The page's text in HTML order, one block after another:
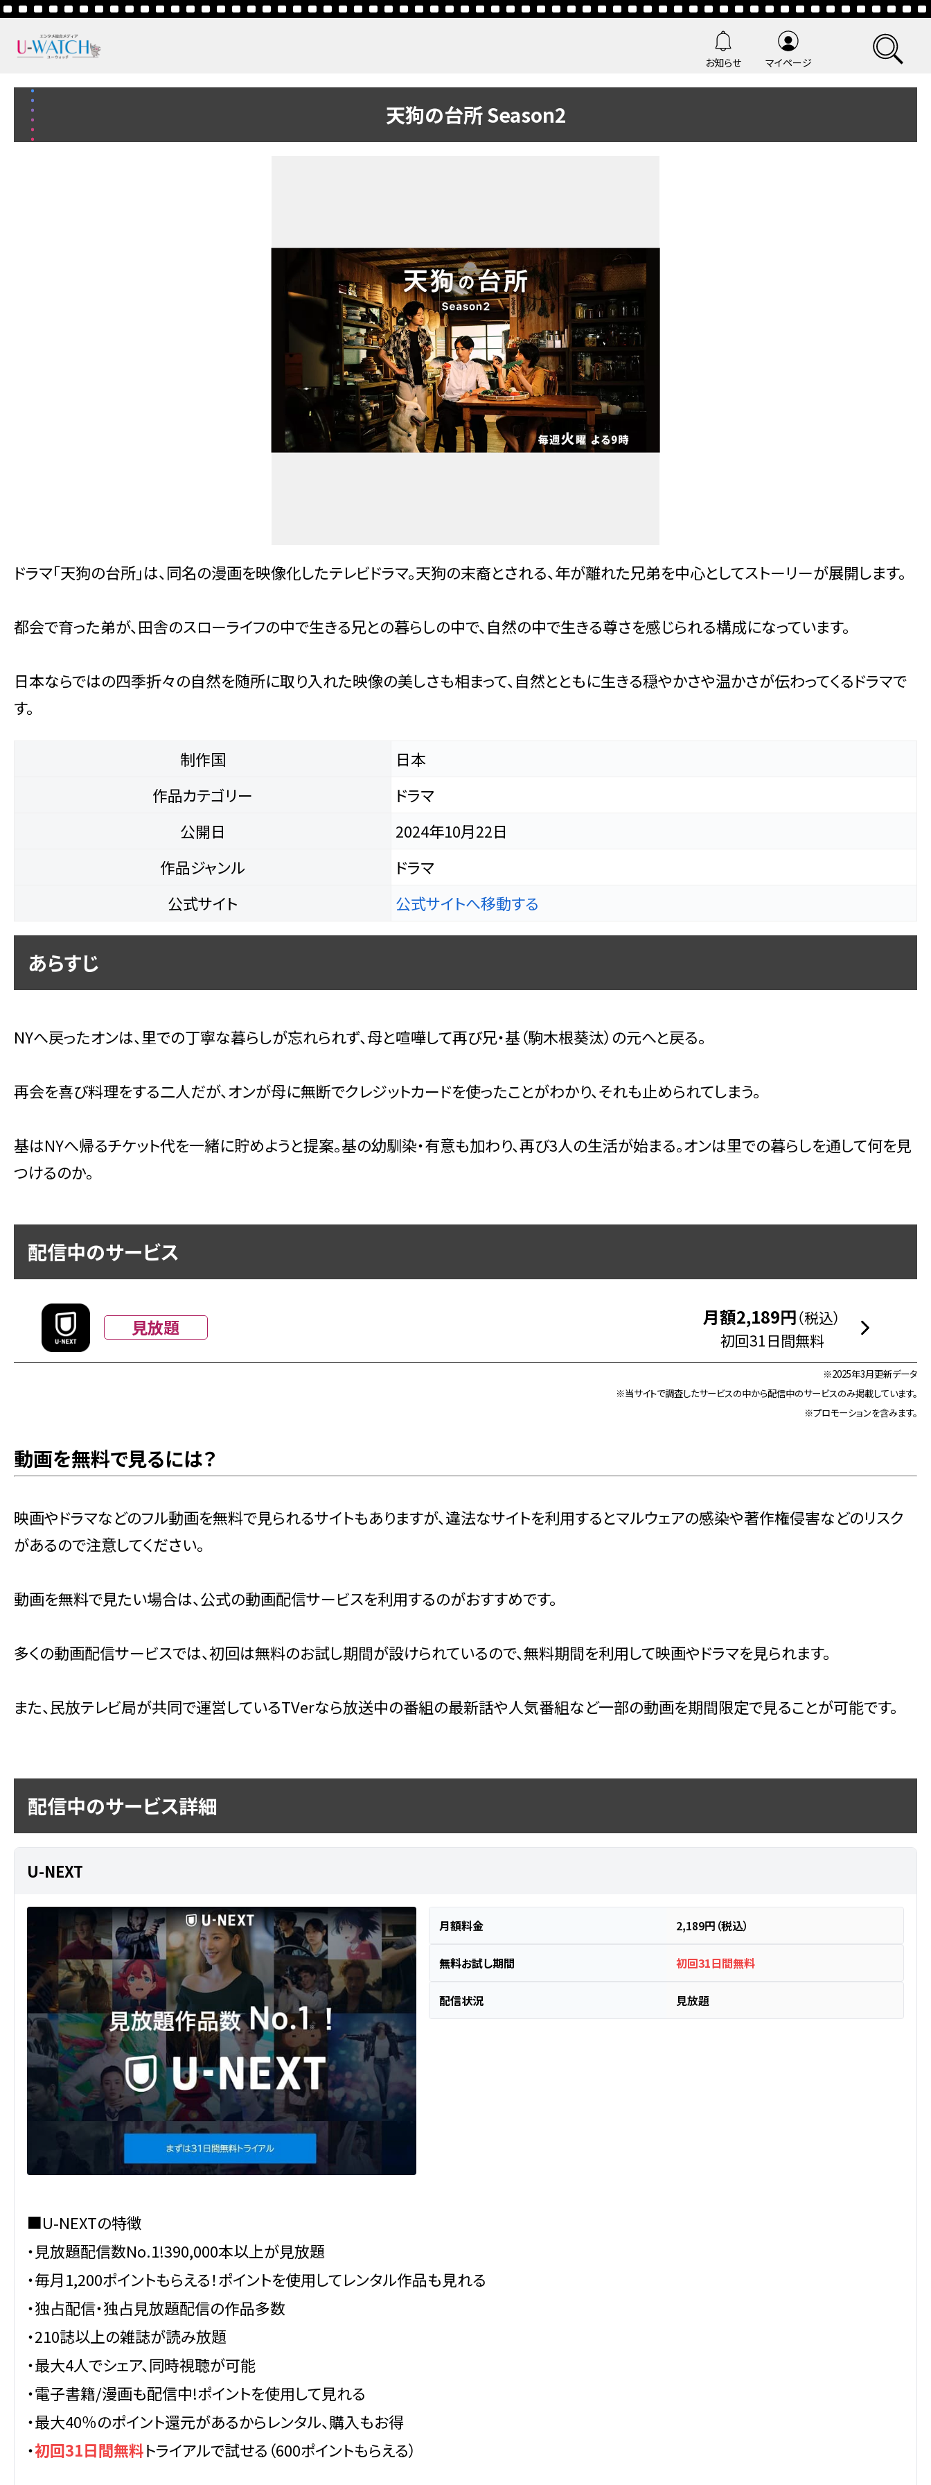
お知らせ マイページ
天狗の台所 Season2
ドラマ「天狗の台所」は、同名の漫画を映像化したテレビドラマ。天狗の末裔とされる、年が離れた兄弟を中心としてストーリーが展開します。
都会で育った弟が、田舎のスローライフの中で生きる兄との暮らしの中で、自然の中で生きる尊さを感じられる構成になっています。
日本ならではの四季折々の自然を随所に取り入れた映像の美しさも相まって、自然とともに生きる穏やかさや温かさが伝わってくるドラマで
す。
制作国
日本
作品カテゴリー
ドラマ
公開日
2024年10月22日
作品ジャンル
ドラマ
公式サイト
公式サイトへ移動する
あらすじ
NYへ戻ったオンは、里での丁寧な暮らしが忘れられず、母と喧嘩して再び兄・基（駒木根葵汰）の元へと戻る。
再会を喜び料理をする二人だが、オンが母に無断でクレジットカードを使ったことがわかり、それも止められてしまう。
基はNYへ帰るチケット代を一緒に貯めようと提案。基の幼馴染・有意も加わり、再び3人の生活が始まる。オンは里での暮らしを通して何を見
つけるのか。
配信中のサービス
見放題 月額2,189円（税込）
初回31日間無料
※2025年3月更新データ
※当サイトで調査したサービスの中から配信中のサービスのみ掲載しています。
※プロモーションを含みます。
動画を無料で見るには？
映画やドラマなどのフル動画を無料で見られるサイトもありますが、違法なサイトを利用するとマルウェアの感染や著作権侵害などのリスク
があるので注意してください。
動画を無料で見たい場合は、公式の動画配信サービスを利用するのがおすすめです。
多くの動画配信サービスでは、初回は無料のお試し期間が設けられているので、無料期間を利用して映画やドラマを見られます。
また、民放テレビ局が共同で運営しているTVerなら放送中の番組の最新話や人気番組など一部の動画を期間限定で見ることが可能です。
配信中のサービス詳細
U-NEXT
月額料金 2,189円（税込）
無料お試し期間 初回31日間無料
配信状況 見放題
■U-NEXTの特徴
・見放題配信数No.1!390,000本以上が見放題
・毎月1,200ポイントもらえる！ポイントを使用してレンタル作品も見れる
・独占配信・独占見放題配信の作品多数
・210誌以上の雑誌が読み放題
・最大4人でシェア、同時視聴が可能
・電子書籍/漫画も配信中!ポイントを使用して見れる
・最大40％のポイント還元があるからレンタル、購入もお得
・初回31日間無料トライアルで試せる（600ポイントもらえる）